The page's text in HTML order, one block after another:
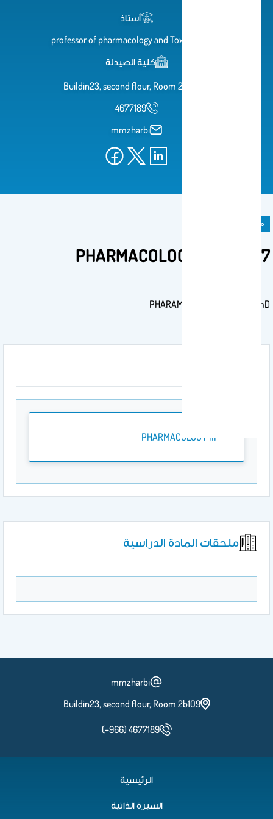
أستاذ
professor of pharmacology and Toxicology
كلية الصيدلة
Buildin23, second flour, Room 2b109
4677189
mmzharbi
مادة دراسية
PHARMACOLOGY-III PHL417
PHARAMCOLOGY III for PharmD
PHARMACOLOGY III
ملحقات المادة الدراسية
mmzharbi
Buildin23, second flour, Room 2b109
(+966) 4677189
الرئيسية
السيرة الذاتية